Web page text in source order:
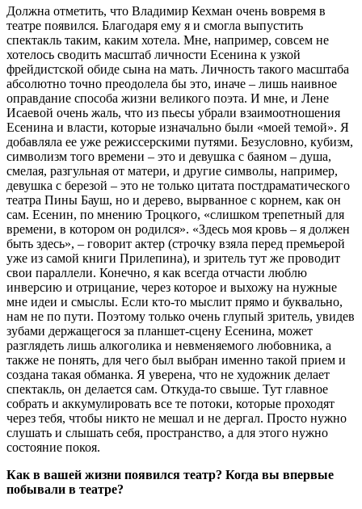
Должна отметить, что Владимир Кехман очень вовремя в
театре появился. Благодаря ему я и смогла выпустить
спектакль таким, каким хотела. Мне, например, совсем не
хотелось сводить масштаб личности Есенина к узкой
фрейдистской обиде сына на мать. Личность такого масштаба
абсолютно точно преодолела бы это, иначе – лишь наивное
оправдание способа жизни великого поэта. И мне, и Лене
Исаевой очень жаль, что из пьесы убрали взаимоотношения
Есенина и власти, которые изначально были «моей темой». Я
добавляла ее уже режиссерскими путями. Безусловно, кубизм,
символизм того времени – это и девушка с баяном – душа,
смелая, разгульная от матери, и другие символы, например,
девушка с березой – это не только цитата постдраматического
театра Пины Бауш, но и дерево, вырванное с корнем, как он
сам. Есенин, по мнению Троцкого, «слишком трепетный для
времени, в котором он родился». «Здесь моя кровь – я должен
быть здесь», – говорит актер (строчку взяла перед премьерой
уже из самой книги Прилепина), и зритель тут же проводит
свои параллели. Конечно, я как всегда отчасти люблю
инверсию и отрицание, через которое и выхожу на нужные
мне идеи и смыслы. Если кто-то мыслит прямо и буквально,
нам не по пути. Поэтому только очень глупый зритель, увидев
зубами держащегося за планшет-сцену Есенина, может
разглядеть лишь алкоголика и невменяемого любовника, а
также не понять, для чего был выбран именно такой прием и
создана такая обманка. Я уверена, что не художник делает
спектакль, он делается сам. Откуда-то свыше. Тут главное
собрать и аккумулировать все те потоки, которые проходят
через тебя, чтобы никто не мешал и не дергал. Просто нужно
слушать и слышать себя, пространство, а для этого нужно
состояние покоя.
Как в вашей жизни появился театр? Когда вы впервые
побывали в театре?